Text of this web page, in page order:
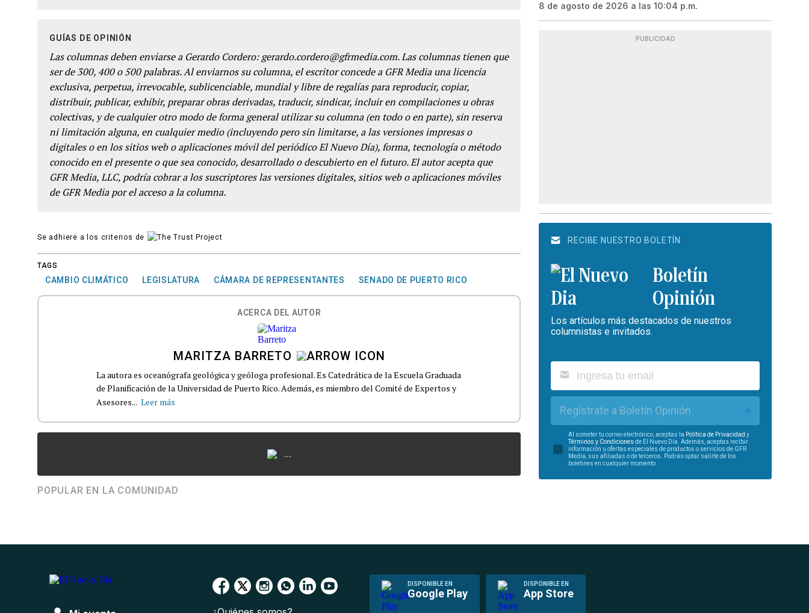
GUÍAS DE OPINIÓN
Las columnas deben enviarse a Gerardo Cordero: gerardo.cordero@gfrmedia.com. Las columnas tienen que
ser de 300, 400 o 500 palabras. Al enviarnos su columna, el escritor concede a GFR Media una licencia
exclusiva, perpetua, irrevocable, sublicenciable, mundial y libre de regalías para reproducir, copiar,
distribuir, publicar, exhibir, preparar obras derivadas, traducir, sindicar, incluir en compilaciones u obras
colectivas, y de cualquier otro modo de forma general utilizar su columna (en todo o en parte), sin reserva
ni limitación alguna, en cualquier medio (incluyendo pero sin limitarse, a las versiones impresas o
digitales o en los sitios web o aplicaciones móvil del periódico El Nuevo Día), forma, tecnología o método
conocido en el presente o que sea conocido, desarrollado o descubierto en el futuro. El autor acepta que
GFR Media, LLC, podría cobrar a los suscriptores las versiones digitales, sitios web o aplicaciones móviles
de GFR Media por el acceso a la columna.
Se adhiere a los criterios de
TAGS
CAMBIO CLIMÁTICO LEGISLATURA CÁMARA DE REPRESENTANTES SENADO DE PUERTO RICO
ACERCA DEL AUTOR
MARITZA BARRETO
La autora es oceanógrafa geológica y geóloga profesional. Es Catedrática de la Escuela Graduada
de Planificación de la Universidad de Puerto Rico. Además, es miembro del Comité de Expertos y
Asesores... Leer más
...
POPULAR EN LA COMUNIDAD
8 de agosto de 2026 a las 10:04 p.m.
PUBLICIDAD
RECIBE NUESTRO BOLETÍN
Boletín
Opinión
Los artículos más destacados de nuestros
columnistas e invitados.
Regístrate a Boletín Opinión
Al someter tu correo electrónico, aceptas la Política de Privacidad y
Términos y Condiciones de El Nuevo Día. Además, aceptas recibir
información u ofertas especiales de productos o servicios de GFR
Media, sus afiliadas o de terceros. Podrás optar salirte de los
boletines en cualquier momento.
DISPONIBLE EN
Google Play
DISPONIBLE EN
App Store